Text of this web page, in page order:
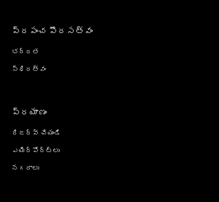
ప్రపంచ పౌరసత్వం
భద్రత
స్థిరత్వం
ప్రయాణం
రిజర్వ్ చేయండి
ఎయిర్؜పోర్ట్؜లు
నగరాలు